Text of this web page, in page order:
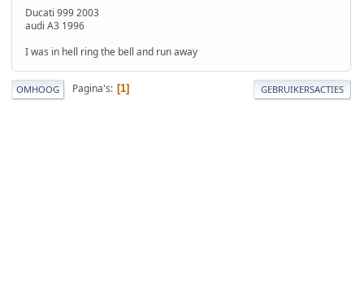
Ducati 999 2003
audi A3 1996
I was in hell ring the bell and run away
OMHOOG Pagina's 1 GEBRUIKERSACTIES